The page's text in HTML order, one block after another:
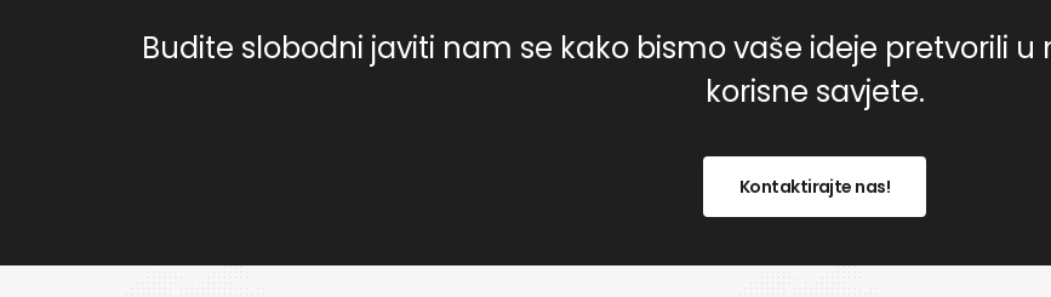
Budite slobodni javiti nam se kako bismo vaše ideje pretvorili
korisne savjete.
Kontaktirajte nas!